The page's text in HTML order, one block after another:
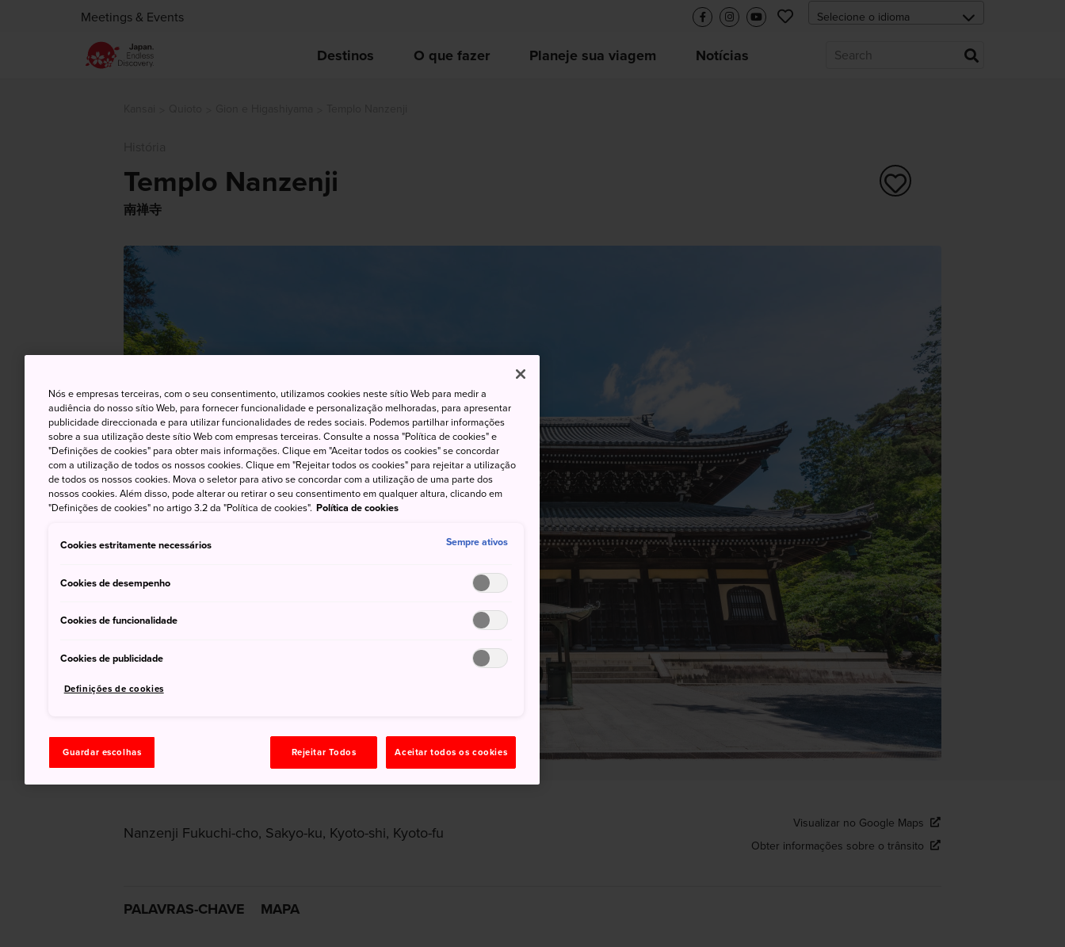
Meetings & Events
Destinos O que fazer Planeje sua viagem Notícias
Templo Nanzenji
南禅寺
Nanzenji Fukuchi-cho, Sakyo-ku, Kyoto-shi, Kyoto-fu
Visualizar no Google Maps
Obter informações sobre o trânsito
PALAVRAS-CHAVE MAPA
Nós e empresas terceiras, com o seu consentimento, utilizamos cookies neste sítio Web para medir a
audiência do nosso sítio Web, para fornecer funcionalidade e personalização melhoradas, para apresentar
publicidade direccionada e para utilizar funcionalidades de redes sociais. Podemos partilhar informações
sobre a sua utilização deste sítio Web com empresas terceiras. Consulte a nossa "Política de cookies" e
"Definições de cookies" para obter mais informações. Clique em "Aceitar todos os cookies" se concordar
com a utilização de todos os nossos cookies. Clique em "Rejeitar todos os cookies" para rejeitar a utilização
de todos os nossos cookies. Mova o seletor para ativo se concordar com a utilização de uma parte dos
nossos cookies. Além disso, pode alterar ou retirar o seu consentimento em qualquer altura, clicando em
"Definições de cookies" no artigo 3.2 da "Política de cookies". Política de cookies
Cookies estritamente necessários Sempre ativos
Cookies de desempenho
Cookies de funcionalidade
Cookies de publicidade
Definições de cookies
Guardar escolhas Rejeitar Todos Aceitar todos os cookies